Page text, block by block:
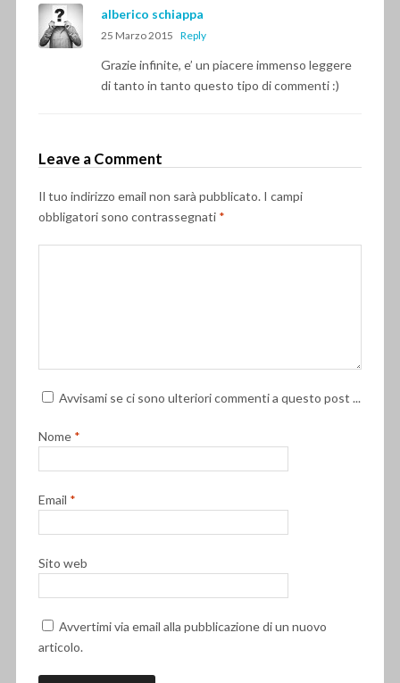
alberico schiappa
25 Marzo 2015 Reply
Grazie infinite, e’ un piacere immenso leggere
di tanto in tanto questo tipo di commenti :)
Leave a Comment
Il tuo indirizzo email non sarà pubblicato. I campi
obbligatori sono contrassegnati *
Avvisami se ci sono ulteriori commenti a questo post ...
Nome *
Email *
Sito web
Avvertimi via email alla pubblicazione di un nuovo
articolo.